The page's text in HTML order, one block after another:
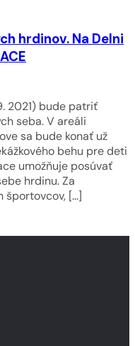
hrdinov. Na Delni
2021) bude patriť
seba. V areáli
sa bude konať už
behu pre deti
umožňuje posúvať
hrdinu. Za
športovcov, […]